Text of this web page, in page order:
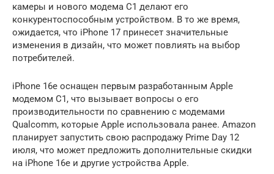
камеры и нового модема C1 делают его
конкурентоспособным устройством. В то же время,
ожидается, что iPhone 17 принесет значительные
изменения в дизайн, что может повлиять на выбор
потребителей.
iPhone 16e оснащен первым разработанным Apple
модемом C1, что вызывает вопросы о его
производительности по сравнению с модемами
Qualcomm, которые Apple использовала ранее. Amazon
планирует запустить свою распродажу Prime Day 12
июля, что может предложить дополнительные скидки
на iPhone 16e и другие устройства Apple.